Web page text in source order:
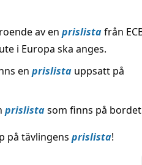
av en prislistafrån
i Europa ska anges.
en prislista uppsatt på
prislistasom finns på
på tävlingens prislista!